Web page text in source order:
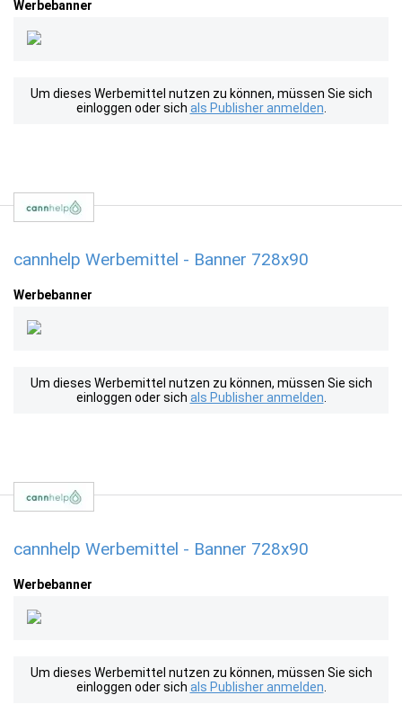
Werbebanner
Um dieses Werbemittel nutzen zu können, müssen Sie sich
einloggen oder sich als Publisher anmelden
cannhelp Werbemittel - Banner 728x90
Werbebanner
Um dieses Werbemittel nutzen zu können, müssen Sie sich
einloggen oder sich als Publisher anmelden
cannhelp Werbemittel - Banner 728x90
Werbebanner
Um dieses Werbemittel nutzen zu können, müssen Sie sich
einloggen oder sich als Publisher anmelden